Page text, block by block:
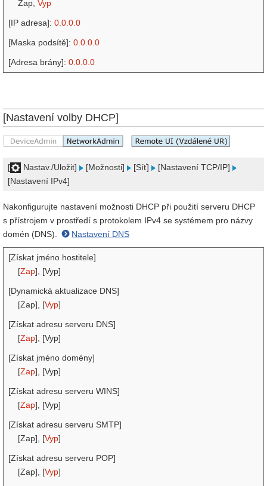
Zap, Vyp
[IP adresa]: 0.0.0.0
[Maska podsítě]: 0.0.0.0
[Adresa brány]: 0.0.0.0
[Nastavení volby DHCP]
[ Nastav./Uložit] [Možnosti] [Síť]
[Nastavení TCP/IP]
[Nastavení IPv4]
Nakonfigurujte nastavení možnosti DHCP při použití serveru DHCP
s přístrojem v prostředí s protokolem IPv4 se systémem pro názvy
domén (DNS).
Nastavení DNS
[Získat jméno hostitele]
[Zap], [Vyp]
[Dynamická aktualizace DNS]
[Zap], [Vyp]
[Získat adresu serveru DNS]
[Zap], [Vyp]
[Získat jméno domény]
[Zap], [Vyp]
[Získat adresu serveru WINS]
[Zap], [Vyp]
[Získat adresu serveru SMTP]
[Zap], [Vyp]
[Získat adresu serveru POP]
[Zap], [Vyp]